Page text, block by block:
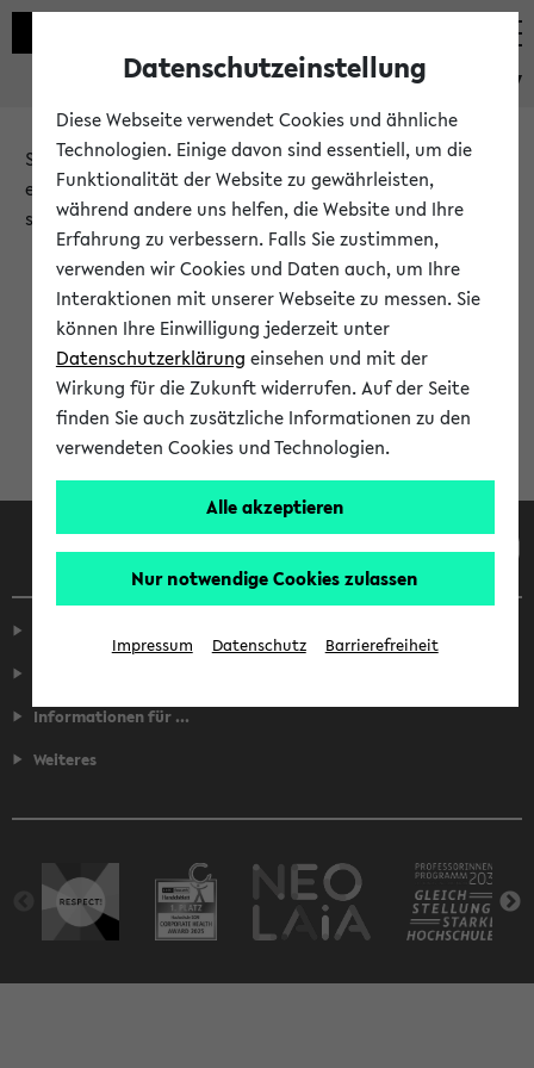
eKVV
Sie möchten auf eine eKVV Funktion zugreifen, die Ihnen
erst nach einer Anmeldung am System zur Verfügung
steht.
Bitte melden Sie sich an:
Anmeldung am eKVV
Informationen für ...
Weiteres
Datenschutzeinstellung
Diese Webseite verwendet Cookies und ähnliche
Technologien. Einige davon sind essentiell, um die
Funktionalität der Website zu gewährleisten,
während andere uns helfen, die Website und Ihre
Erfahrung zu verbessern. Falls Sie zustimmen,
verwenden wir Cookies und Daten auch, um Ihre
Interaktionen mit unserer Webseite zu messen. Sie
können Ihre Einwilligung jederzeit unter
Datenschutzerklärung einsehen und mit der
Wirkung für die Zukunft widerrufen. Auf der Seite
finden Sie auch zusätzliche Informationen zu den
verwendeten Cookies und Technologien.
Alle akzeptieren
Nur notwendige Cookies zulassen
Impressum Datenschutz Barrierefreiheit